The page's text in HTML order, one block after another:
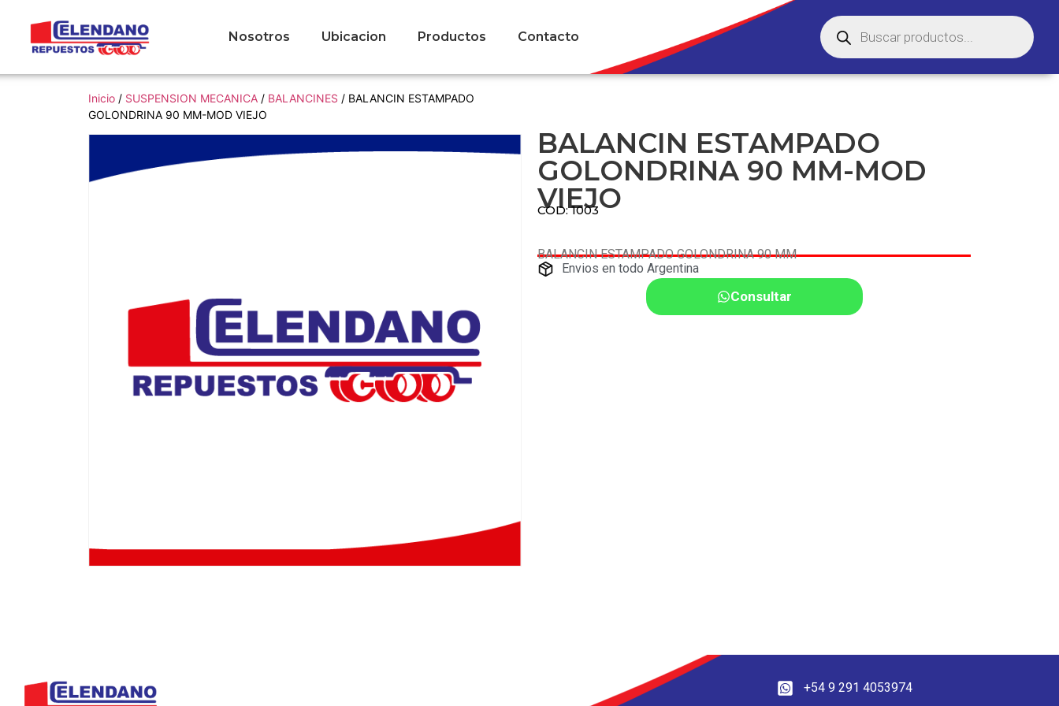
Nosotros Ubicacion Productos Contacto
Inicio / SUSPENSION MECANICA / BALANCINES / BALANCIN ESTAMPADO
GOLONDRINA 90 MM-MOD VIEJO
BALANCIN ESTAMPADO
GOLONDRINA 90 MM-MOD
VIEJO
COD: 1003
BALANCIN ESTAMPADO GOLONDRINA 90 MM
Envios en todo Argentina
Consultar
+54 9 291 4053974